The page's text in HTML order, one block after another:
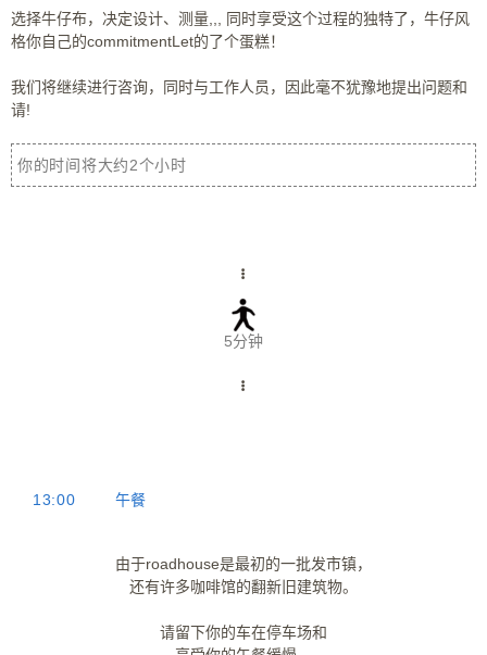
选择牛仔布， 决定设计、 测量,,,
同时享受这个过程的独特了，牛仔风
格你自己的commitmentLet的了个蛋糕！
我们将继续进行咨询，同时与工作人员，因此毫不犹豫地提出问题和
请!
你的时间将大约2个小时
5分钟
13:00 午餐
由于roadhouse是最初的一批发市镇，
还有许多咖啡馆的翻新旧建筑物。
请留下你的车在停车场和